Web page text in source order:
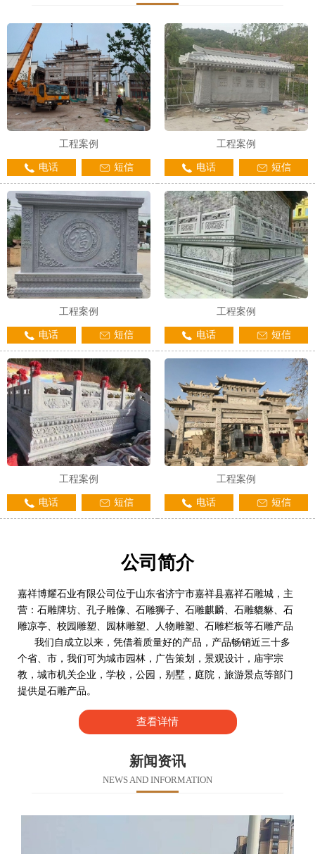
工程案例
电话 短信
工程案例
电话 短信
工程案例
电话 短信
工程案例
电话 短信
工程案例
电话 短信
工程案例
电话 短信
公司简介
嘉祥博耀石业有限公司位于山东省济宁市嘉祥县嘉祥石雕城，主
营：石雕牌坊、孔子雕像、石雕狮子、石雕麒麟、石雕貔貅、石
雕凉亭、校园雕塑、园林雕塑、人物雕塑、石雕栏板等石雕产品
我们自成立以来，凭借着质量好的产品，产品畅销近三十多
个省、市，我们可为城市园林，广告策划，景观设计，庙宇宗
教，城市机关企业，学校，公园，别墅，庭院，旅游景点等部门
提供是石雕产品。
查看详情
新闻资讯
NEWS AND INFORMATION